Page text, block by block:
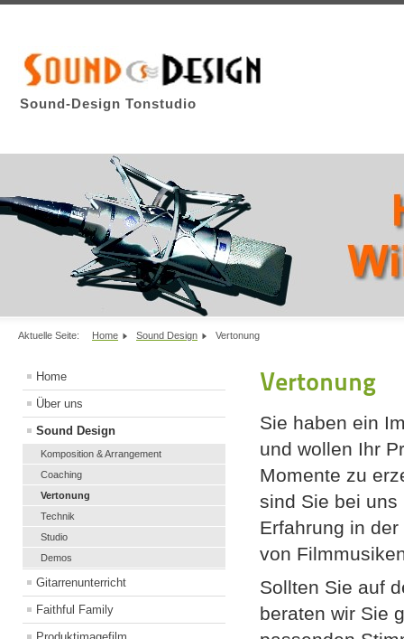
Sound-Design Tonstudio
Aktuelle Seite: Home Sound Design Vertonung
Home
Über uns
Sound Design
Komposition & Arrangement
Coaching
Vertonung
Technik
Studio
Demos
Gitarrenunterricht
Faithful Family
Vertonung
Sie haben ein
und wollen Ihr
Momente zu
sind Sie bei
Erfahrung in
von
Sollten Sie auf
beraten wir Sie